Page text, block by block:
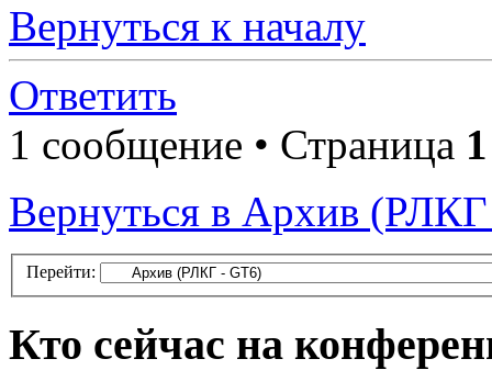
Вернуться к началу
Ответить
1 сообщение • Страница 1
Вернуться в Архив
Перейти:
Кто сейчас на